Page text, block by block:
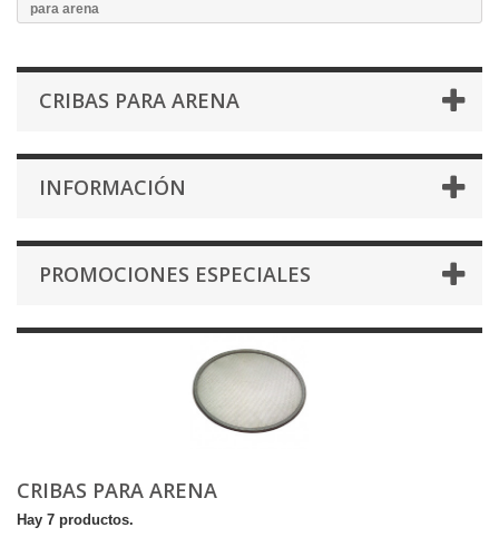
para arena
CRIBAS PARA ARENA
INFORMACIÓN
PROMOCIONES ESPECIALES
CRIBAS PARA ARENA
Hay 7 productos.